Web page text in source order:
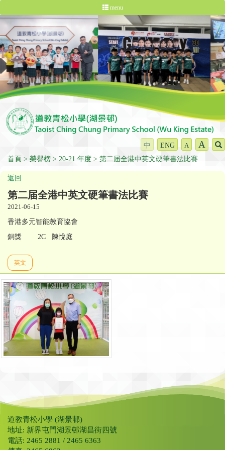
menu
中 ENG A A
首頁 榮譽榜 20-21 年度 第二届全港中英文硬筆書法比賽
返回
第二届全港中英文硬筆書法比賽
2021-06-15
香港多元智能教育協會
銅獎 2C 陳悅庭
英文
道教青松小學 (湖景邨)
地址: 新界屯門湖景邨湖昌街四號
電話: 2465 2881 / 2465 6363